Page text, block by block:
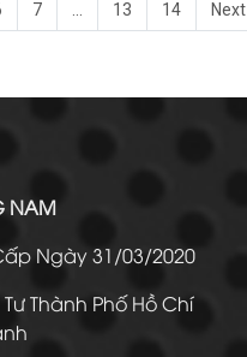
7 ... 13 14 Next
NAM
Ngày 31/03/2020
Thành Phố Hồ Chí